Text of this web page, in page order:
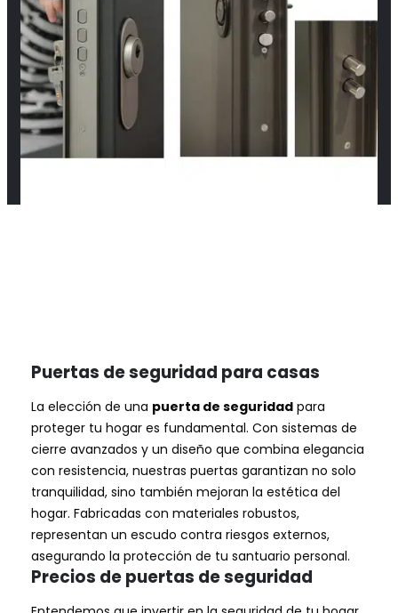
Puertas de seguridad para casas
La elección de una puerta de seguridad para
proteger tu hogar es fundamental. Con sistemas de
cierre avanzados y un diseño que combina elegancia
con resistencia, nuestras puertas garantizan no solo
tranquilidad, sino también mejoran la estética del
hogar. Fabricadas con materiales robustos,
representan un escudo contra riesgos externos,
asegurando la protección de tu santuario personal.
Precios de puertas de seguridad